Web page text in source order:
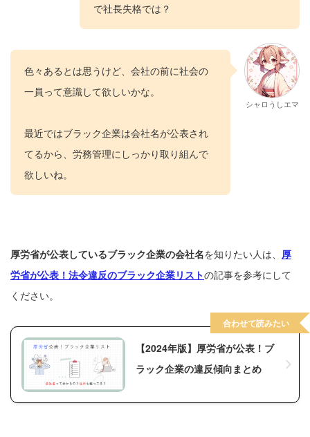
で社長失格では？
色々あるとは思うけど、会社の前に社会の
一員って意識して欲しいかな。
最近ではブラック企業は会社名が公表され
てるから、労務管理にしっかり取り組んで
欲しいね。
シャロうしエマ
厚労省が公表しているブラック企業の会社名を知りたい人は、 厚
労省が公表！法令違反のブラック企業リストの記事を参考にして
ください。
【2024年版】厚労省が公表！ブ
ラック企業の違反傾向まとめ
合わせて読みたい